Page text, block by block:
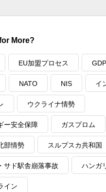
More?
EU加盟プロセス GDP
NATO NIS イ
ウクライナ情勢
ー安全保障 ガスプロム
部情勢 スルプスカ共和国
サド駅舎崩落事故 ハンガ
イン